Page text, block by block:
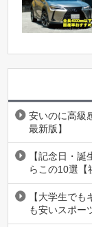
安いのに高級
最新版】
【記念日・
らこの10選【
【大学生で
も安いスポー